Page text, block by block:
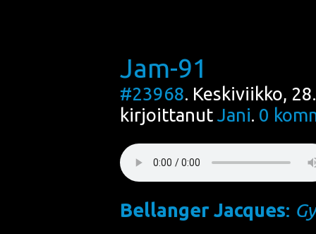
Jam-91
#23968. Keskiviikko,
kirjoittanut Jani. 0
Bel­lan­ger Jacques: